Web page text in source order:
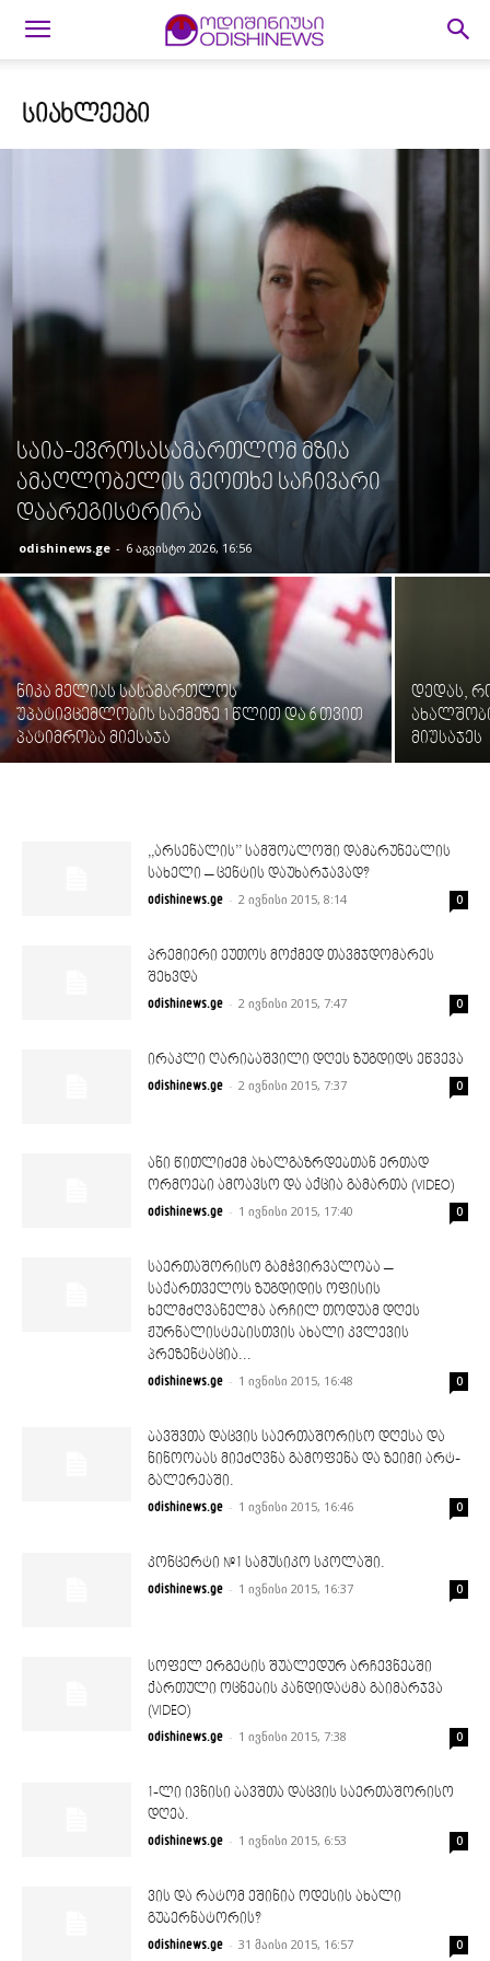
ᲡᲘᲐᲮᲚᲔᲔᲑᲘ
საია-ევროსასამართლომ მზია
ამაღლობელის მეოთხე საჩივარი
დაარეგისტრირა
odishinews.ge - 6 აგვისტო 2026, 16:56
ნიკა მელიას სასამართლოს
უპატივცემლობის საქმეზე 1 წლით და 6 თვით
პატიმრობა მიესაჯა
დედას,
მიუსაჯეს
,,არსენალის’’ სამშობლოში დამბრუნებლის
სახელი – ცენტის დაუხარჯავად?
odishinews.ge - 2 ივნისი 2015, 8:14 0
პრემიერი ეუთოს მოქმედ თავმჯდომარეს
შეხვდა
odishinews.ge - 2 ივნისი 2015, 7:47 0
ირაკლი ღარიბაშვილი დღეს ზუგდიდს ეწვევა
odishinews.ge - 2 ივნისი 2015, 7:37 0
ანი წითლიძემ ახალგაზრდებთან ერთად
ორმოები ამოავსო და აქცია გამართა (VIDEO)
odishinews.ge - 1 ივნისი 2015, 17:40 0
საერთაშორისო გამჭვირვალობა –
საქართველოს ზუგდიდის ოფისის
ხელმძღვანელმა არჩილ თოდუამ დღეს
ჟურნალისტებისთვის ახალი კვლევის
პრეზენტაცია...
odishinews.ge - 1 ივნისი 2015, 16:48 0
ბავშვთა დაცვის საერთაშორისო დღესა და
ნინოობას მიეძღვნა გამოფენა და ზეიმი არტ-
გალერეაში.
odishinews.ge - 1 ივნისი 2015, 16:46 0
კონცერტი #1 სამუსიკო სკოლაში.
odishinews.ge - 1 ივნისი 2015, 16:37 0
სოფელ ერგეტის შუალედურ არჩევნებში
ქართული ოცნების კანდიდატმა გაიმარჯვა
(VIDEO)
odishinews.ge - 1 ივნისი 2015, 7:38 0
1-ლი ივნისი ბავშთა დაცვის საერთაშორისო
დღეა.
odishinews.ge - 1 ივნისი 2015, 6:53 0
ვის და რატომ ეშინია ოდესის ახალი
გუბერნატორის?
odishinews.ge - 31 მაისი 2015, 16:57 0